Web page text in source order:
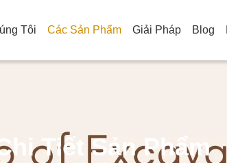
Tôi Các Sản Phẩm Giải Pháp Blog
Tiết Sản Phẩm